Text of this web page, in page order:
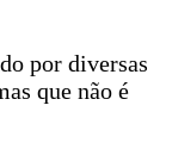
por diversas
que não é